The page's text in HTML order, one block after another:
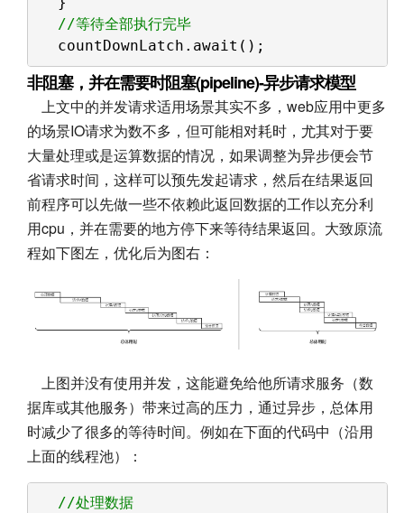
//等待全部执行完毕
countDownLatch.await();
非阻塞，并在需要时阻塞(pipeline)-异步请求模型
上文中的并发请求适用场景其实不多，web应用中更多
的场景IO请求为数不多，但可能相对耗时，尤其对于要
大量处理或是运算数据的情况，如果调整为异步便会节
省请求时间，这样可以预先发起请求，然后在结果返回
前程序可以先做一些不依赖此返回数据的工作以充分利
用cpu，并在需要的地方停下来等待结果返回。大致原流
程如下图左，优化后为图右：
上图并没有使用并发，这能避免给他所请求服务（数
据库或其他服务）带来过高的压力，通过异步，总体用
时减少了很多的等待时间。例如在下面的代码中（沿用
上面的线程池）：
//处理数据